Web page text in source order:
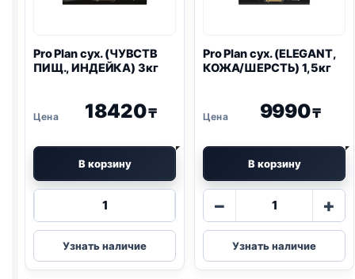
Pro Planсух. (ЧУВСТВ
ПИЩ., ИНДЕЙКА) 3кг
18420₸
В корзину
Количество
Pro
Plan
сух.
Узнать наличие
Pro Planсух. (ELEGANT,
КОЖА/ШЕРСТЬ) 1,5кг
9990₸
В корзину
−
Количество
Pro
Plan
сух.
+
Узнать наличие